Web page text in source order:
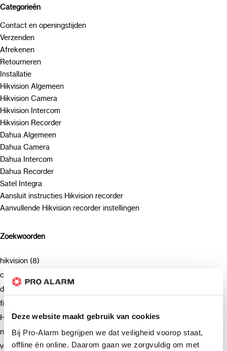
Deze website maakt gebruik van cookies
Bij Pro-Alarm begrijpen we dat veiligheid voorop staat,
offline én online. Daarom gaan we zorgvuldig om met
Categorieën
Contact en openingstijden
Verzenden
Afrekenen
Retourneren
Installatie
Hikvision Algemeen
Hikvision Camera
Hikvision Intercom
Hikvision Recorder
Dahua Algemeen
Dahua Camera
Dahua Intercom
Dahua Recorder
Satel Integra
Aansluit instructies Hikvision recorder
Aanvullende Hikvision recorder instellingen
Zoekwoorden
hikvision (8)
camera (7)
deurbel (4)
firmware (3)
Hikvision (3)
netwerkrecorder (2)
verzending (2)